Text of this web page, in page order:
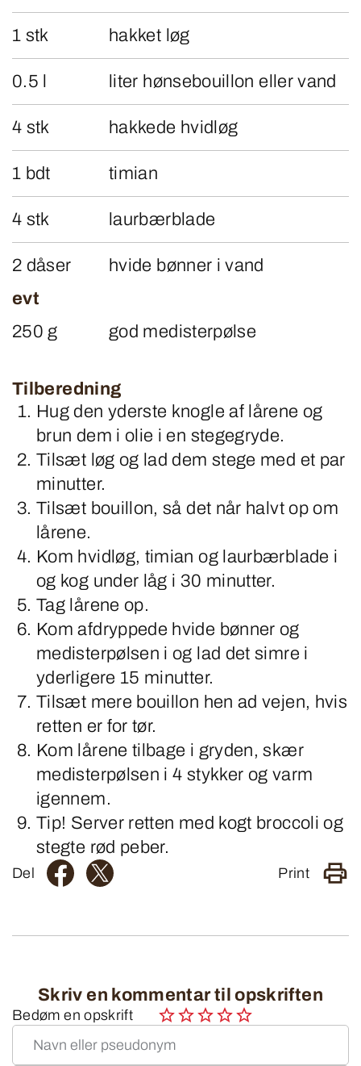
1 stk hakket løg
0.5 l liter hønsebouillon eller vand
4 stk hakkede hvidløg
1 bdt timian
4 stk laurbærblade
2 dåser
hvide bønner i vand
evt
250 g
god medisterpølse
Tilberedning
Hug den yderste knogle af lårene og
brun dem i olie i en stegegryde.
Tilsæt løg og lad dem stege med et par
minutter.
Tilsæt bouillon, så det når halvt op om
lårene.
Kom hvidløg, timian og laurbærblade i
og kog under låg i 30 minutter.
Tag lårene op.
Kom afdryppede hvide bønner og
medisterpølsen i og lad det simre i
yderligere 15 minutter.
Tilsæt mere bouillon hen ad vejen, hvis
retten er for tør.
Kom lårene tilbage i gryden, skær
medisterpølsen i 4 stykker og varm
igennem.
Tip! Server retten med kogt broccoli og
stegte rød peber.
Del Print
Skriv en kommentar til opskriften
Bedøm en opskrift